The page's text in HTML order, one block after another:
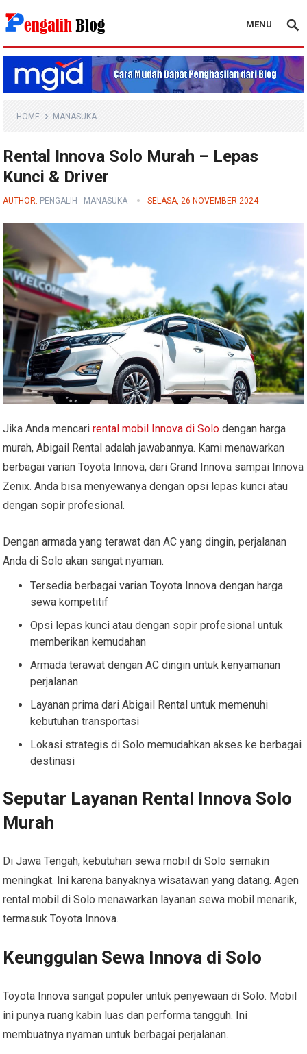
Pengalih Blog
MENU
HOME MANASUKA
Rental Innova Solo Murah – Lepas
Kunci & Driver
AUTHOR: PENGALIH - MANASUKA SELASA, 26 NOVEMBER 2024
Jika Anda mencarirental mobil Innova di Solo dengan harga
murah, Abigail Rental adalah jawabannya. Kami menawarkan
berbagai varian Toyota Innova, dari Grand Innova sampai Innova
Zenix. Anda bisa menyewanya dengan opsi lepas kunci atau
dengan sopir profesional.
Dengan armada yang terawat dan AC yang dingin, perjalanan
Anda di Solo akan sangat nyaman.
Tersedia berbagai varian Toyota Innova dengan harga
sewa kompetitif
Opsi lepas kunci atau dengan sopir profesional untuk
memberikan kemudahan
Armada terawat dengan AC dingin untuk kenyamanan
perjalanan
Layanan prima dari Abigail Rental untuk memenuhi
kebutuhan transportasi
Lokasi strategis di Solo memudahkan akses ke berbagai
destinasi
Seputar Layanan Rental Innova Solo
Murah
Di Jawa Tengah, kebutuhan sewa mobil di Solo semakin
meningkat. Ini karena banyaknya wisatawan yang datang. Agen
rental mobil di Solo menawarkan layanan sewa mobil menarik,
termasuk Toyota Innova.
Keunggulan Sewa Innova di Solo
Toyota Innova sangat populer untuk penyewaan di Solo. Mobil
ini punya ruang kabin luas dan performa tangguh. Ini
membuatnya nyaman untuk berbagai perjalanan.